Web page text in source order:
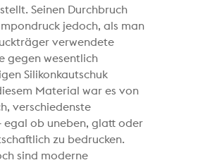
Seinen Durchbruch
jedoch, als man
verwendete
gegen wesentlich
Silikonkautschuk
Material war es von
verschiedenste
egal ob uneben, glatt oder
zu bedrucken.
sind moderne